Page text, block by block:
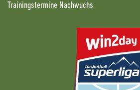
Trainingstermine Nachwuchs